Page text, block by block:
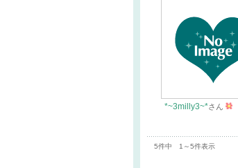
*~3milly3~*さん
5件中 1～5件表示